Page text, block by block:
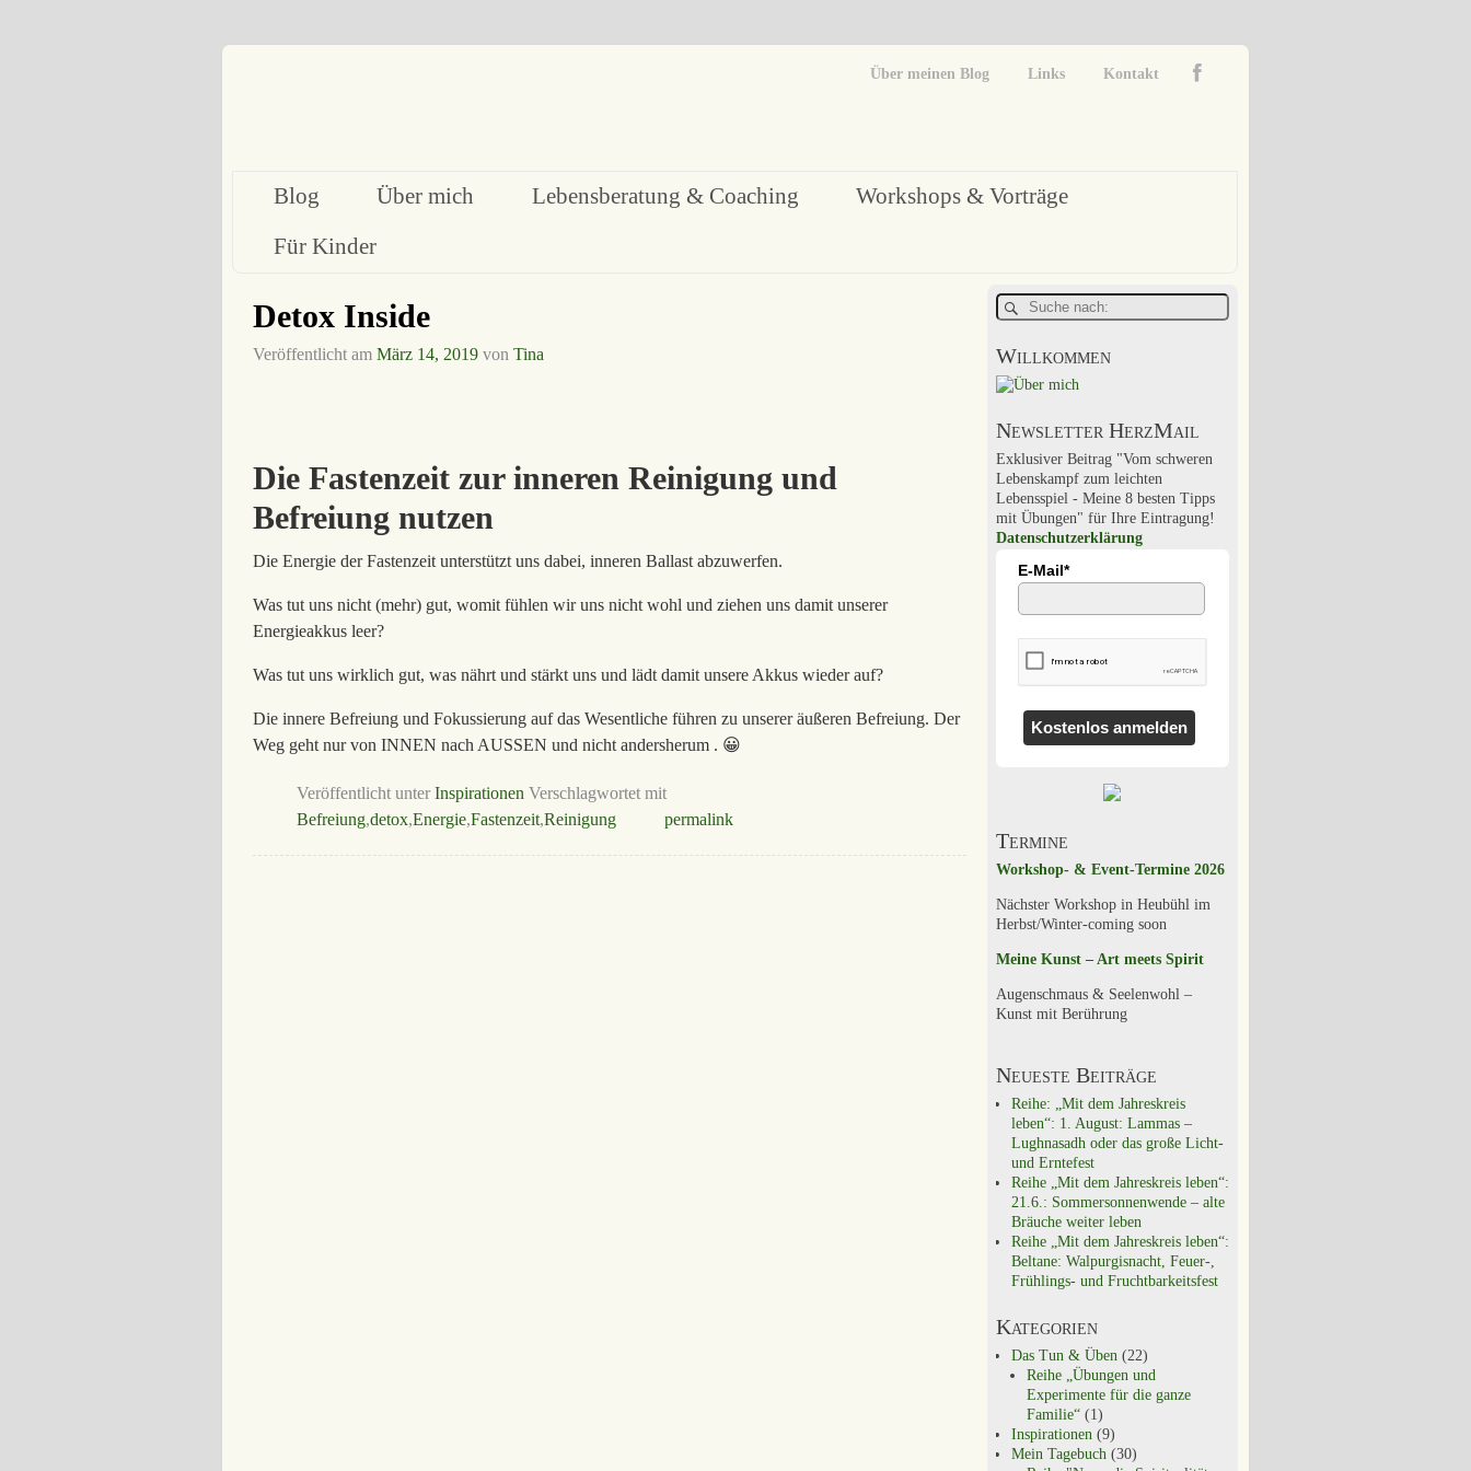
Über meinen Blog Links Kontakt
Blog Über mich Lebensberatung & Coaching
Workshops & Vorträge
Für Kinder
Detox Inside
Veröffentlicht amMärz 14, 2019 vonTina
Die Fastenzeit zur inneren Reinigung und
Befreiung nutzen
Die Energie der Fastenzeit unterstützt uns dabei, inneren Ballast abzuwerfen.
Was tut uns nicht (mehr) gut, womit fühlen wir uns nicht wohl und ziehen uns damit unserer
Energieakkus leer?
Was tut uns wirklich gut, was nährt und stärkt uns und lädt damit unsere Akkus wieder auf?
Die innere Befreiung und Fokussierung auf das Wesentliche führen zu unserer äußeren Befreiung. Der
Weg geht nur von INNEN nach AUSSEN und nicht andersherum . 😀
Veröffentlicht unter Inspirationen Verschlagwortet mit
Befreiung,detox,Energie,Fastenzeit,Reinigung permalink
Willkommen
Newsletter HerzMail
Exklusiver Beitrag "Vom schweren
Lebenskampf zum leichten
Lebensspiel - Meine 8 besten Tipps
mit Übungen" für Ihre Eintragung!
Datenschutzerklärung
E-Mail*
Kostenlos anmelden
Termine
Workshop- & Event-Termine 2026
Nächster Workshop in Heubühl im
Herbst/Winter-coming soon
Meine Kunst – Art meets Spirit
Augenschmaus & Seelenwohl –
Kunst mit Berührung
Neueste Beiträge
Reihe: „Mit dem Jahreskreis
leben“: 1. August: Lammas –
Lughnasadh oder das große Licht-
und Erntefest
Reihe „Mit dem Jahreskreis leben“:
21.6.: Sommersonnenwende – alte
Bräuche weiter leben
Reihe „Mit dem Jahreskreis leben“:
Beltane: Walpurgisnacht, Feuer-,
Frühlings- und Fruchtbarkeitsfest
Kategorien
Das Tun & Üben(22)
Reihe „Übungen und
Experimente für die ganze
Familie“(1)
Inspirationen(9)
Mein Tagebuch(30)